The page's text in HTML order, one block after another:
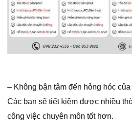
– Không bận tâm đến hỏng hóc
Các bạn sẽ tiết kiệm được nhiều
công việc chuyên môn tốt hơn.